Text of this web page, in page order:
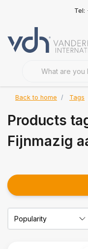
Tel:
Back to home Tags
Products
Fijnmazig